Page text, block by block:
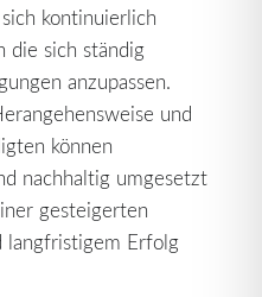
kontinuierlich
die sich ständig
anzupassen.
und
können
nachhaltig umgesetzt
gesteigerten
Erfolg